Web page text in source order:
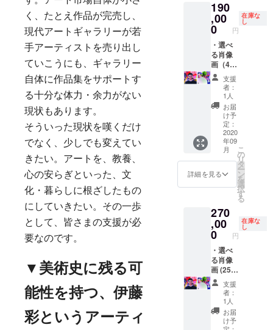
く、たとえ作品が完売し、
現代アートギャラリーが若
手アーティストを売り出し
ていこうにも、ギャラリー
自体に作品集をサポートす
る十分な体力・余力がない
現状もあります。
そういった現状を嘆くだけ
でなく、少しでも変えてい
きたい。アートを、教養、
心の安らぎといった、文
化・暮らしに根ざしたもの
にしていきたい。その一歩
として、皆さまの支援が必
要なのです。
▼ 美術史に残る可
能性を持つ、伊藤
彩というアーティ
集 ・伊
藤彩か
らのお
礼メッ
セージ
メール
と次回
の展覧
会を
メール
でご案
内いた
しま
す。
でご案
内いた
しま
す。
・Aタイ
プ 社
長室や
プロ
フィー
ル画像
にぴっ
たりな
肖像画
・Bタイ
プ 伊
藤彩の
紡ぐ物
語の登
場人物
になり
ません
か？
フォト
ドロー
の一部
になり
ます。
✻リ
ターン
購入後
に、肖
像画に
したい
写真を
こちら
のアド
なたの
大切な
方、
ペット
や思い
入れの
ある品
の肖像
画を描
きま
す。写
真を
メール
でお送
りいた
だき、
それを
もとに
肖像画
を制作
す。作
品イ
メージ
などは
基本的
に伊藤
彩にお
まかせ
となり
ます。
上乗せ
支援で
メッ
セージ
メール
と次回
の展覧
会を
メール
でご案
内いた
しま
す。
190
,00
0 円
在庫な
し
・選べ
る肖像
画（45
㎝×53
㎝）10
号 oil on
canvas
CAMPF
IRE限定
の特別
企画と
して、
伊藤彩
があな
た、あ
なたの
方、
ペッ
ト、思
い入れ
のある
品の肖
像画を
描きま
す。写
真を1枚
メール
でお送
支援
者：
1人
お届
け予
定：
2020
年09
月
詳細を見る
こ
の
リ
タ
ー
ン
を
選
択
す
る
270
,00
0 円
在庫な
し
・選べ
る肖像
画 (25
号) 60㎝
×80㎝
oil on
canvas
CAMPF
支援
者：
1人
お届
け予